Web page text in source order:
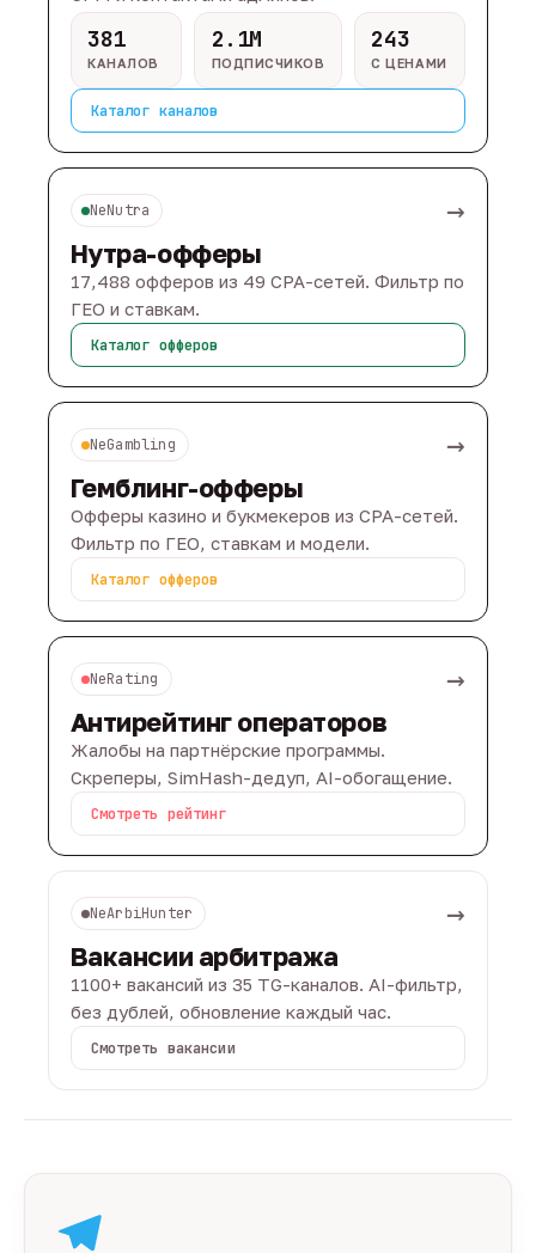
381
КАНАЛОВ
2.1M
ПОДПИСЧИКОВ
243
С ЦЕНАМИ
Каталог каналов
NeNutra →
Нутра-офферы
17,488 офферов из 49 CPA-сетей. Фильтр по
ГЕО и ставкам.
Каталог офферов
NeGambling →
Гемблинг-офферы
Офферы казино и букмекеров из CPA-сетей.
Фильтр по ГЕО, ставкам и модели.
Каталог офферов
NeRating →
Антирейтинг операторов
Жалобы на партнёрские программы.
Скреперы, SimHash-дедуп, AI-обогащение.
Смотреть рейтинг
NeArbiHunter →
Вакансии арбитража
1100+ вакансий из 35 TG-каналов. AI-фильтр,
без дублей, обновление каждый час.
Смотреть вакансии